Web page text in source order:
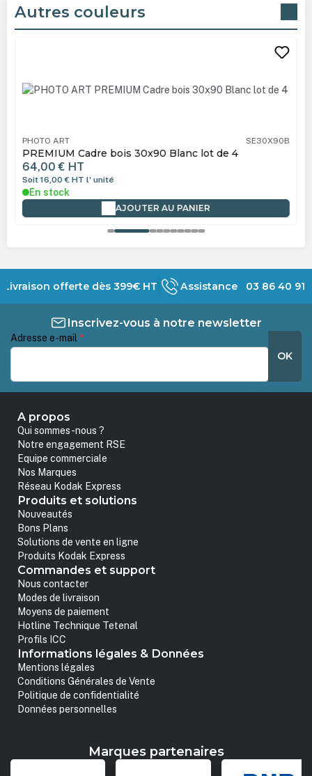
Autres couleurs
PHOTO ART SE30X90B
PREMIUM Cadre bois 30x90 Blanc lot de 4
64,00 € HT
Soit 16,00 € HT l' unité
En stock
AJOUTER AU PANIER
Livraison offerte dès 399€ HT Assistance 03 86 40 91
Inscrivez-vous à notre newsletter
Adresse e-mail *
OK
A propos
Qui sommes-nous ?
Notre engagement RSE
Equipe commerciale
Nos Marques
Réseau Kodak Express
Produits et solutions
Nouveautés
Bons Plans
Solutions de vente en ligne
Produits Kodak Express
Commandes et support
Nous contacter
Modes de livraison
Moyens de paiement
Hotline Technique Tetenal
Profils ICC
Informations légales & Données
Mentions légales
Conditions Générales de Vente
Politique de confidentialité
Données personnelles
Marques partenaires